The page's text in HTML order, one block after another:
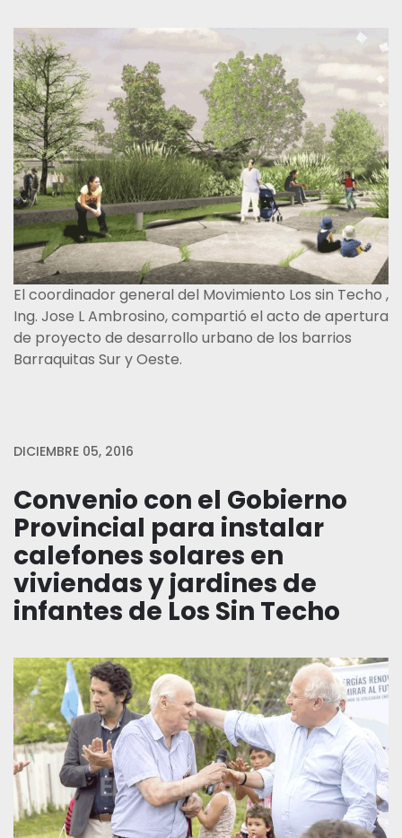
El coordinador general del Movimiento Los sin Techo ,
Ing. Jose L Ambrosino, compartió el acto de apertura
de proyecto de desarrollo urbano de los barrios
Barraquitas Sur y Oeste.
DICIEMBRE 05, 2016
Convenio con el Gobierno
Provincial para instalar
calefones solares en
viviendas y jardines de
infantes de Los Sin Techo